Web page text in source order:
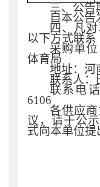
三、公告
自本公告
四、凡
以下方式联系
采购单
体育局
地址：河
联系人：
联系电话
6106
各供应商
议，请于公
式向本单位提